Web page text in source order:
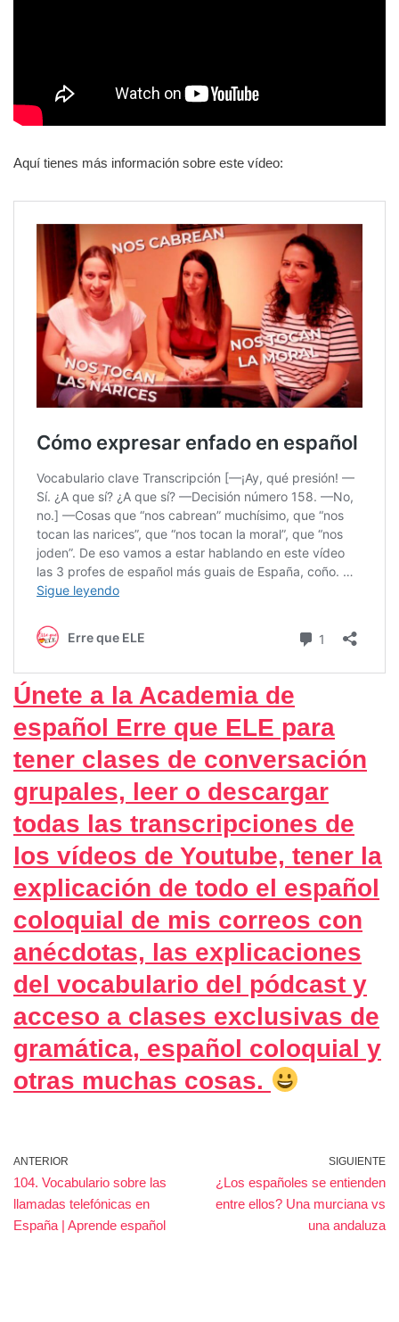
Aquí tienes más información sobre este vídeo:
Únete a la Academia de
español Erre que ELE para
tener clases de conversación
grupales, leer o descargar
todas las transcripciones de
los vídeos de Youtube, tener la
explicación de todo el español
coloquial de mis correos con
anécdotas, las explicaciones
del vocabulario del pódcast y
acceso a clases exclusivas de
gramática, español coloquial y
otras muchas cosas.
ANTERIOR
104. Vocabulario sobre las
llamadas telefónicas en
España | Aprende español
SIGUIENTE
¿Los españoles se entienden
entre ellos? Una murciana vs
una andaluza